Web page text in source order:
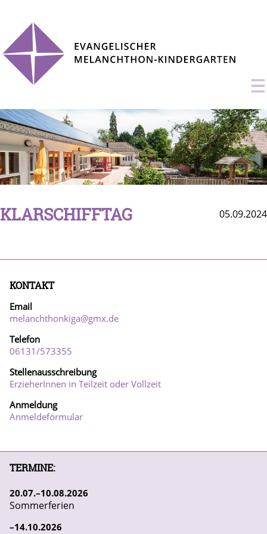
KLARSCHIFFTAG 05.09.2024
KONTAKT
Email
melanchthonkiga@gmx.de
Telefon
06131/573355
Stellenausschreibung
ErzieherInnen in Teilzeit oder Vollzeit
Anmeldung
Anmeldeformular
TERMINE:
20 07 10 08 2026
Sommerferien
14 10 2026